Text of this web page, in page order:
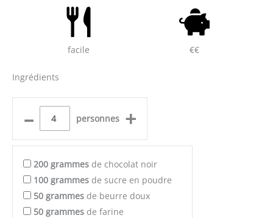
facile €€
Ingrédients
– personnes +
200 grammes de chocolat noir
100 grammes de sucre en poudre
50 grammes de beurre doux
50 grammes de farine